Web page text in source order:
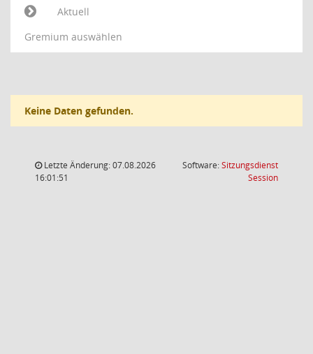
Aktuell
Gremium auswählen
Keine Daten gefunden.
Letzte Änderung: 07.08.2026
16:01:51
Software:Sitzungsdienst
Session(Wird in